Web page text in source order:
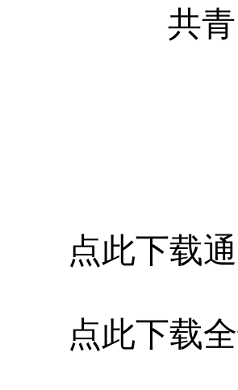
共
点此下载
点此下载